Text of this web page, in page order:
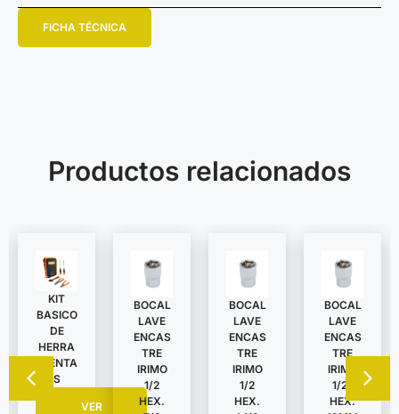
FICHA TÉCNICA
Productos relacionados
KIT
BASICO
DE
HERRA
MIENTA
S
VER
BOCAL
LAVE
ENCAS
TRE
IRIMO
1/2
HEX.
BOCAL
LAVE
ENCAS
TRE
IRIMO
1/2
HEX.
BOCAL
LAVE
ENCAS
TRE
IRIMO
1/2″
HEX.